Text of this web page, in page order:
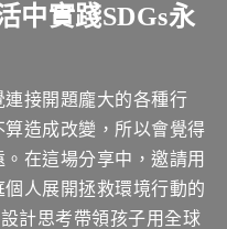
中實踐SDGs永
接開題龐大的各種行
造成改變，所以會覺得
在這場分享中，邀請用
個人展開拯救環境行動的
計思考帶領孩子用全球